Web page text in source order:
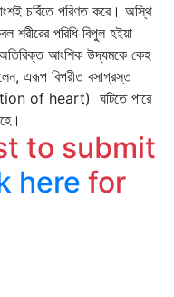
চর্বিতে পরিণত করে। অস্থি
শরীরের পরিধি বিপুল হইয়া
অতিরিক্ত আংশিক উদ্যমকে কেহ
এরূপ বিপরীত বসাগ্রস্ত
of heart) ঘটিতে পারে
to submit
here for